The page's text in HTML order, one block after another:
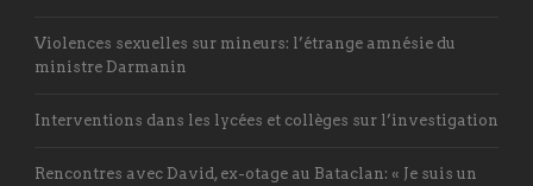
Violences sexuelles sur mineurs: l’étrange amnésie du
ministre Darmanin
Interventions dans les lycées et collèges sur l’investigation
Rencontres avec David, ex-otage au Bataclan: « Je suis un